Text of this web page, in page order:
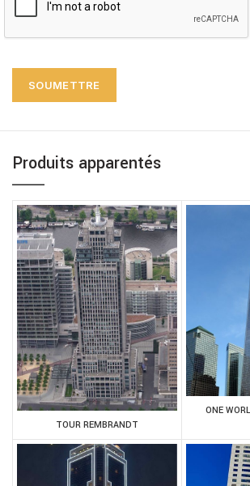
Produits apparentés
TOUR REMBRANDT
ONE